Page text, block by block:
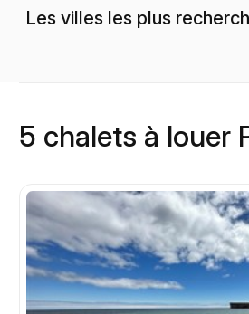
Les villes les plus
5 chalets à louer